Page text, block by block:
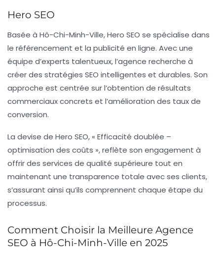
Hero SEO
Basée à Hô-Chi-Minh-Ville, Hero SEO se spécialise dans
le référencement et la publicité en ligne. Avec une
équipe d’experts talentueux, l’agence recherche à
créer des stratégies SEO intelligentes et durables. Son
approche est centrée sur l’obtention de résultats
commerciaux concrets et l’amélioration des taux de
conversion.
La devise de Hero SEO, « Efficacité doublée –
optimisation des coûts », reflète son engagement à
offrir des services de qualité supérieure tout en
maintenant une transparence totale avec ses clients,
s’assurant ainsi qu’ils comprennent chaque étape du
processus.
Comment Choisir la Meilleure Agence
SEO à Hô-Chi-Minh-Ville en 2025